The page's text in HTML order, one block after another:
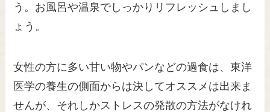
う。お風呂や温泉でしっかりリフレッシュしまし
ょう。
女性の方に多い甘い物やパンなどの過食は、東洋
医学の養生の側面からは決してオススメは出来ま
せんが、それしかストレスの発散の方法がなけれ